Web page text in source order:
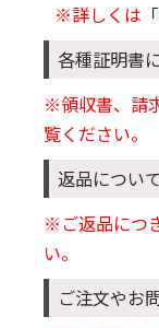
※詳しくは
各種証明書
※領収書、請
覧ください。
返品について
※ご返品につ
い。
ご注文やお